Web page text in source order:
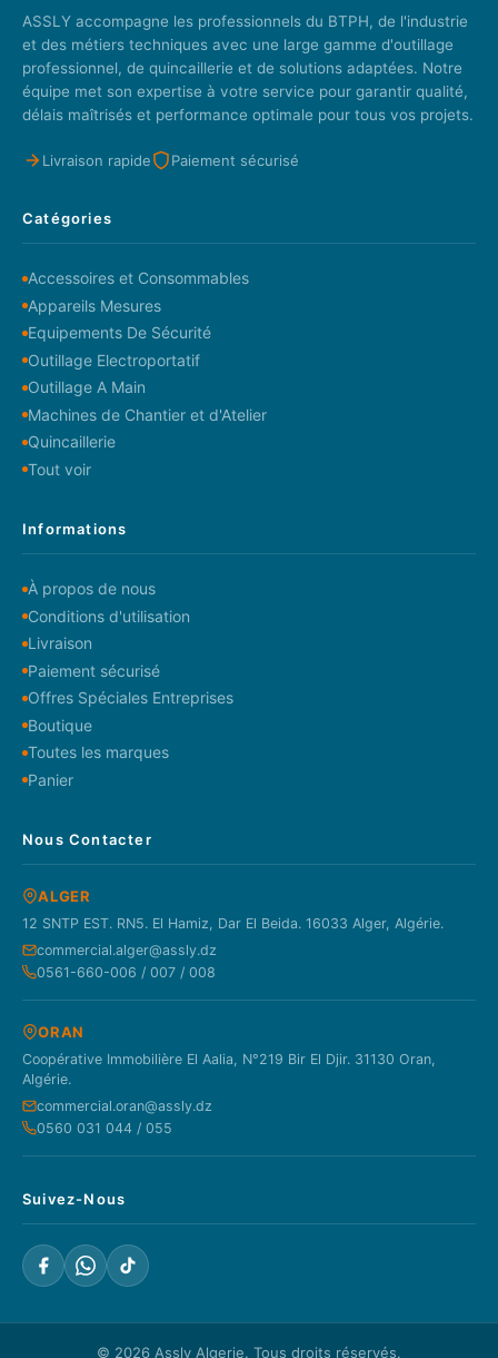
ASSLY accompagne les professionnels du BTPH, de l'industrie
et des métiers techniques avec une large gamme d'outillage
professionnel, de quincaillerie et de solutions adaptées. Notre
équipe met son expertise à votre service pour garantir qualité,
délais maîtrisés et performance optimale pour tous vos projets.
Livraison rapide Paiement sécurisé
Catégories
Accessoires et Consommables
Appareils Mesures
Equipements De Sécurité
Outillage Electroportatif
Outillage A Main
Machines de Chantier et d'Atelier
Quincaillerie
Tout voir
Informations
À propos de nous
Conditions d'utilisation
Livraison
Paiement sécurisé
Offres Spéciales Entreprises
Boutique
Toutes les marques
Panier
Nous Contacter
ALGER
12 SNTP EST. RN5. El Hamiz, Dar El Beida. 16033 Alger, Algérie.
commercial.alger@assly.dz
0561-660-006 / 007 / 008
ORAN
Coopérative Immobilière El Aalia, N°219 Bir El Djir. 31130 Oran,
Algérie.
commercial.oran@assly.dz
0560 031 044 / 055
Suivez-Nous
© 2026 Assly Algerie. Tous droits réservés.